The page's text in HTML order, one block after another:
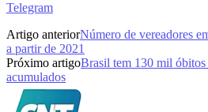
Telegram
Artigo anteriorNúmero de vereadores
a partir de 2021
Próximo artigoBrasil tem 130 mil óbitos
acumulados